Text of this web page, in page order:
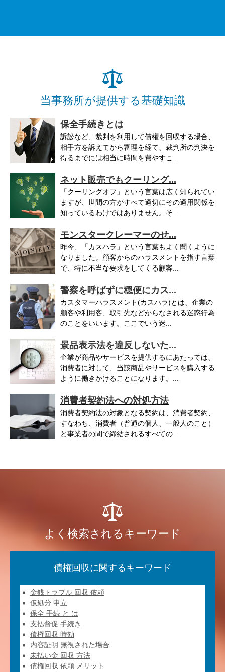
当事務所が提供する基礎知識
保全手続きとは
訴訟など、裁判を利用して債権を回収する場合、
相手方を訴えてから審理を経て、裁判所の判決を
得るまでには相当に時間を費やすこ...
ネット販売でもクーリング...
「クーリングオフ」という言葉は広く知られてい
ますが、世間の方がすべて適切にその適用関係を
知っているわけではありません。そ...
モンスタークレーマーのせ...
昨今、「カスハラ」という言葉もよく聞くように
なりました。顧客からのハラスメントを指す言葉
で、特に不当な要求をしてくる顧客...
警察を呼ばずに穏便にカス...
カスタマーハラスメント(カスハラ)とは、企業の
顧客や利用客、取引先などからなされる迷惑行為
のことをいいます。ここでいう迷...
景品表示法を違反しないた...
企業が商品やサービスを提供するにあたっては、
消費者に対して、当該商品やサービスを購入する
ように働きかけることになります。...
消費者契約法への対処方法
消費者契約法の対象となる契約は、消費者契約、
すなわち、消費者（普通の個人、一般人のこと）
と事業者の間で締結されるすべての...
よく検索されるキーワード
債権回収に関するキーワード
金銭トラブル 回収 依頼
仮処分 申立
保全 手続 と は
支払督促 手続き
債権回収 時効
内容証明 無視された場合
未払い金 回収 方法
債権回収 依頼 メリット